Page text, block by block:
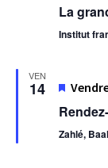
La
Institut
VEN
14
Mis
en
avant
Zahlé,